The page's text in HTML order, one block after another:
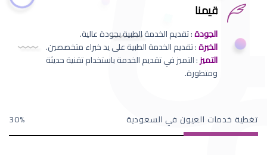
قيمنا
الجودة: تقديم الخدمة الطبية بجودة عالية.
الخبرة: تقديم الخدمة الطبية على يد خبراء متخصصين.
التميز: التميز في تقديم الخدمة باستخدام تقنية حديثة
ومتطورة.
تغطية خدمات العيون في السعودية 30